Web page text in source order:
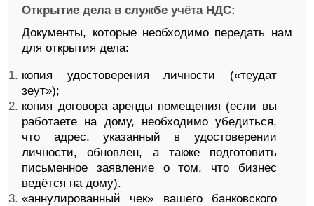
Открытие дела в службе учёта НДС:
Документы, которые необходимо передать нам
для открытия дела:
копия удостоверения личности («теудат
зеут»);
копия договора аренды помещения (если вы
работаете на дому, необходимо убедиться,
что адрес, указанный в удостоверении
личности, обновлен, а также подготовить
письменное заявление о том, что бизнес
ведётся на дому).
«аннулированный чек» вашего банковского